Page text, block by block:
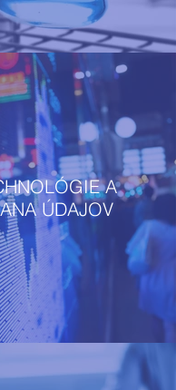
A
ÚDAJOV